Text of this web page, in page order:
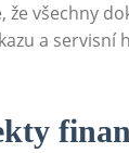
že všechny
a servisní